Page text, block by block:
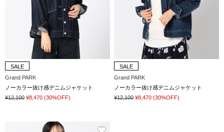
SALE
Grand PARK
ノーカラー抜け感デニムジャケット
¥12,100 ¥8,470 (30%OFF)
SALE
Grand PARK
ノーカラー抜け感デニムジャケット
¥12,100 ¥8,470 (30%OFF)